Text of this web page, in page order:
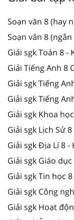
Soạn văn 8 (hay
Soạn văn 8
Giải sgk Toán 8 -
Giải Tiếng Anh 8
Giải sgk Tiếng
Giải sgk Tiếng
Giải sgk Khoa
Giải sgk Lịch Sử 8
Giải sgk Địa Lí 8 -
Giải sgk Giáo
Giải sgk Tin học 8
Giải sgk Công
Giải sgk Hoạt